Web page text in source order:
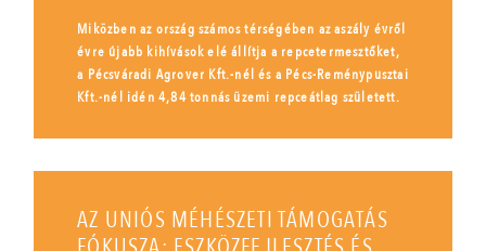
Miközben az ország számos térségében az aszály évről
évre újabb kihívások elé állítja a repcetermesztőket,
a Pécsváradi Agrover Kft.-nél és a Pécs-Reménypusztai
Kft.-nél idén 4,84 tonnás üzemi repceátlag született.
AZ UNIÓS MÉHÉSZETI TÁMOGATÁS